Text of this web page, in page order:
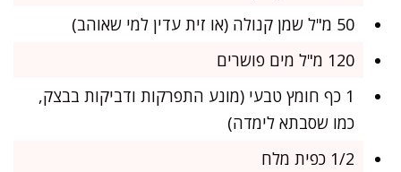
50 מ"ל שמן קנולה (או זית עדין למי שאוהב)
120 מ"ל מים פושרים
1 כף חומץ טבעי (מונע התפרקות ודביקות בבצק,
כמו שסבתא לימדה)
1/2 כפית מלח